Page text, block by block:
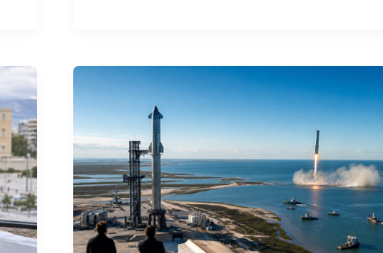
μιλάμε
για
ασφάλεια